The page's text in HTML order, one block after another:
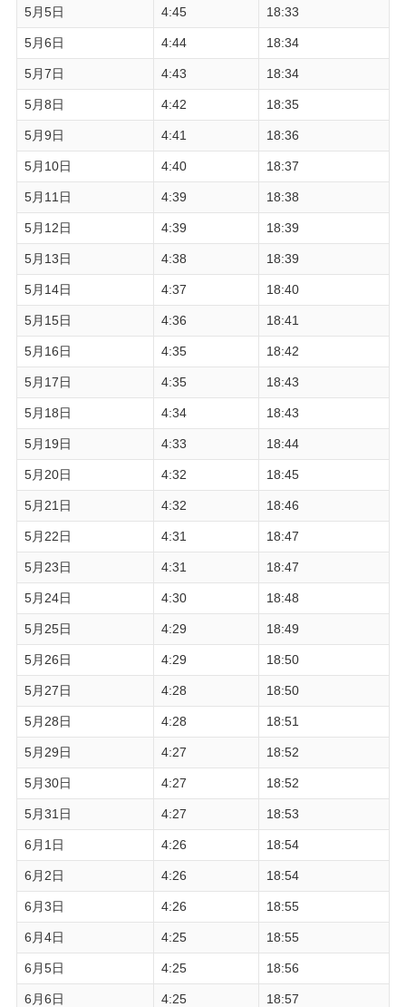
5月5日 4:45 18:33
5月6日 4:44 18:34
5月7日 4:43 18:34
5月8日 4:42 18:35
5月9日 4:41 18:36
5月10日 4:40 18:37
5月11日 4:39 18:38
5月12日 4:39 18:39
5月13日 4:38 18:39
5月14日 4:37 18:40
5月15日 4:36 18:41
5月16日 4:35 18:42
5月17日 4:35 18:43
5月18日 4:34 18:43
5月19日 4:33 18:44
5月20日 4:32 18:45
5月21日 4:32 18:46
5月22日 4:31 18:47
5月23日 4:31 18:47
5月24日 4:30 18:48
5月25日 4:29 18:49
5月26日 4:29 18:50
5月27日 4:28 18:50
5月28日 4:28 18:51
5月29日 4:27 18:52
5月30日 4:27 18:52
5月31日 4:27 18:53
6月1日 4:26 18:54
6月2日 4:26 18:54
6月3日 4:26 18:55
6月4日 4:25 18:55
6月5日 4:25 18:56
6月6日 4:25 18:57